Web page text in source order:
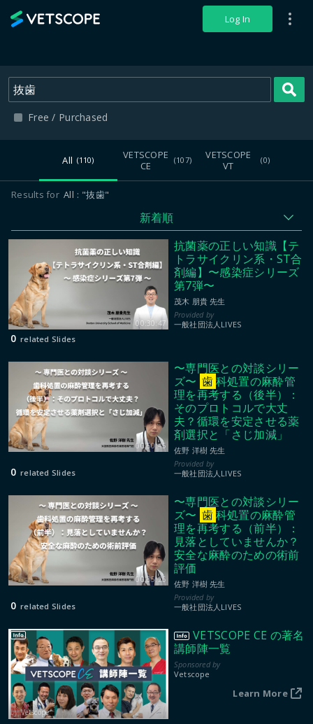
Log In
Free / Purchased
All (110)
VETSCOPE
CE
(107)
VETSCOPE
VT
(0)
Results for All "抜歯"
新着順
00:30:47
抗菌薬の正しい知識【テ
トラサイクリン系・ST合
剤編】〜感染症シリーズ
第7弾〜
茂木 朋貴 先生
一般社団法人LIVES
0 related Slides
00:50:45
〜専門医との対談シリー
ズ〜 歯科処置の麻酔管
理を再考する（後半）：
そのプロトコルで大丈
夫？循環を安定させる薬
剤選択と「さじ加減」
佐野 洋樹 先生
一般社団法人LIVES
0 related Slides
00:35:26
〜専門医との対談シリー
ズ〜 歯科処置の麻酔管
理を再考する（前半）：
見落としていませんか？
安全な麻酔のための術前
評価
佐野 洋樹 先生
一般社団法人LIVES
0 related Slides
Vetscope
VETSCOPE CE の著名
講師陣一覧
Vetscope
Learn More